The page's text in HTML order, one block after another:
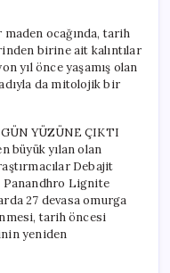
Keşfedildi:
Küresel
Isınma
Etkileri
ocağında, tarih
birine ait kalıntılar
yıl önce yaşamış olan
adıyla da mitolojik bir
YÜZÜNE ÇIKTI
büyük yılan olan
Debajit
Panandhro Lignite
27 devasa omurga
tarih öncesi
yeniden